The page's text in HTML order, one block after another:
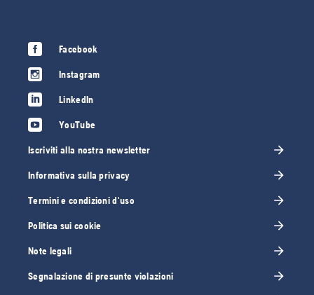
Facebook
Instagram
LinkedIn
YouTube
Iscriviti alla nostra newsletter
Informativa sulla privacy
Termini e condizioni d'uso
Politica sui cookie
Note legali
Segnalazione di presunte violazioni